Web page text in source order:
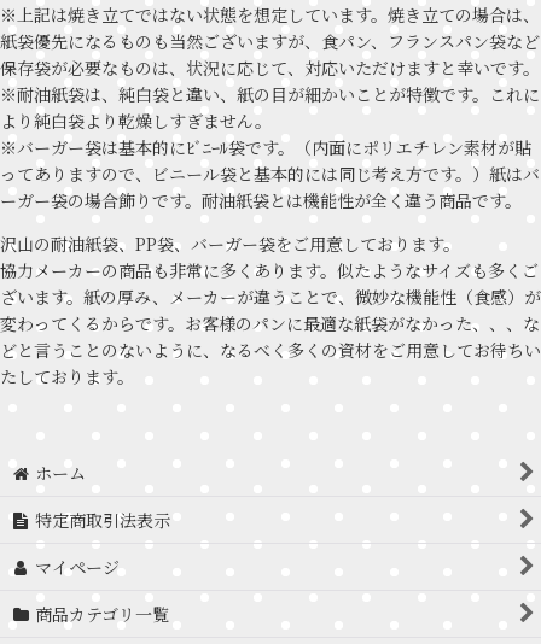
※上記は焼き立てではない状態を想定しています。焼き立ての場合は、
紙袋優先になるものも当然ございますが、食パン、フランスパン袋など
保存袋が必要なものは、状況に応じて、対応いただけますと幸いです。
※耐油紙袋は、純白袋と違い、紙の目が細かいことが特徴です。これに
より純白袋より乾燥しすぎません。
※バーガー袋は基本的にﾋﾞﾆｰﾙ袋です。（内面にポリエチレン素材が貼
ってありますので、ビニール袋と基本的には同じ考え方です。）紙はバ
ーガー袋の場合飾りです。耐油紙袋とは機能性が全く違う商品です。
沢山の耐油紙袋、PP袋、バーガー袋をご用意しております。
協力メーカーの商品も非常に多くあります。似たようなサイズも多くご
ざいます。紙の厚み、メーカーが違うことで、微妙な機能性（食感）が
変わってくるからです。お客様のパンに最適な紙袋がなかった、、、な
どと言うことのないように、なるべく多くの資材をご用意してお待ちい
たしております。
ホーム
特定商取引法表示
マイページ
商品カテゴリ一覧